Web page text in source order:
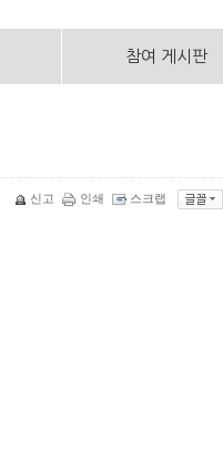
참여 게시판
신고 인쇄 스크랩